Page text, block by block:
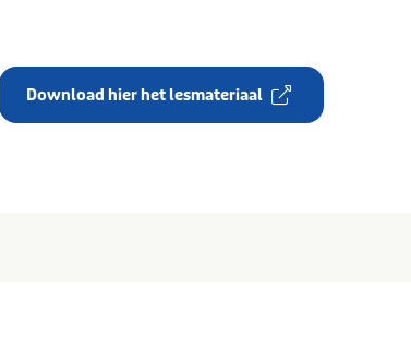
Download hier het lesmateriaal